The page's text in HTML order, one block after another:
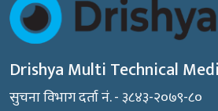
Drishya Multi Technical
सुचना विभाग दर्ता नं. - ३८४३-२०७९-८०